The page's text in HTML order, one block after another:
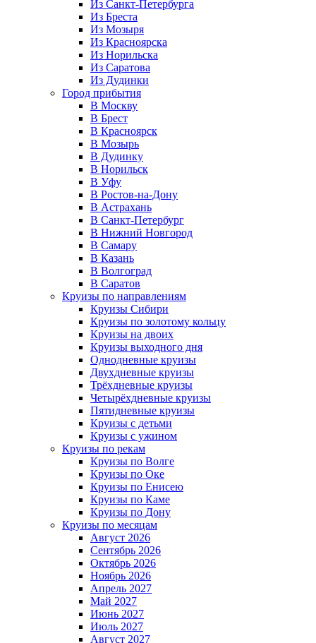
Из Санкт-Петербурга
Из Бреста
Из Мозыря
Из Красноярска
Из Норильска
Из Саратова
Из Дудинки
Город прибытия
В Москву
В Брест
В Красноярск
В Мозырь
В Дудинку
В Норильск
В Уфу
В Ростов-на-Дону
В Астрахань
В Санкт-Петербург
В Нижний Новгород
В Самару
В Казань
В Волгоград
В Саратов
Круизы по направлениям
Круизы Сибири
Круизы по золотому кольцу
Круизы на двоих
Круизы выходного дня
Однодневные круизы
Двухдневные круизы
Трёхдневные круизы
Четырёхдневные круизы
Пятидневные круизы
Круизы с детьми
Круизы с ужином
Круизы по рекам
Круизы по Волге
Круизы по Оке
Круизы по Енисею
Круизы по Каме
Круизы по Дону
Круизы по месяцам
Август 2026
Сентябрь 2026
Октябрь 2026
Ноябрь 2026
Апрель 2027
Май 2027
Июнь 2027
Июль 2027
Август 2027